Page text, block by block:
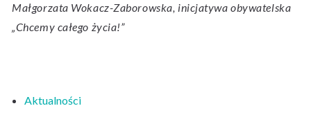
Małgorzata Wokacz-Zaborowska, inicjatywa obywatelska
„Chcemy całego życia!”
Aktualności